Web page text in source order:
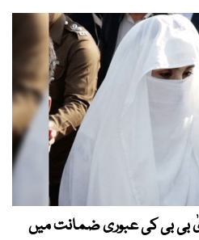
بی بی کی عبوری ضمانت میں